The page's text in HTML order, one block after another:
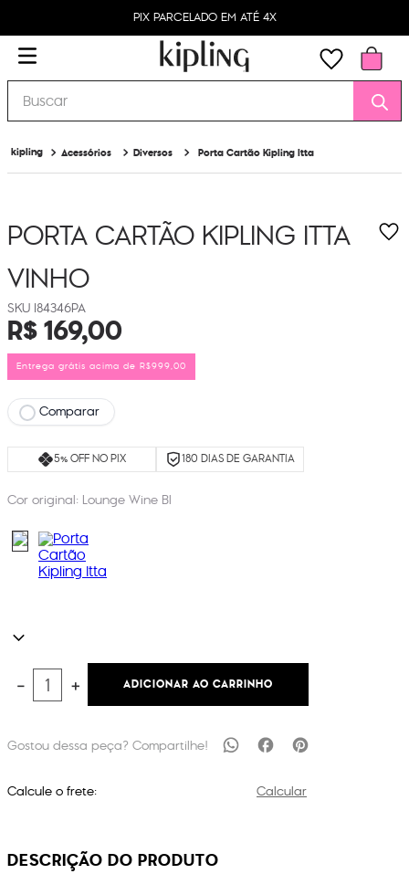
PIX PARCELADO EM ATÉ 4X
Buscar
Acessórios Diversos Porta Cartão Kipling Itta
PORTA CARTÃO KIPLING ITTA
VINHO
I84346PA
R$169,00
Entrega grátis acima de R$999,00
Comparar
5% OFF NO PIX 180 DIAS DE GARANTIA
Cor original: Lounge Wine Bl
＋
－ ADICIONAR AO CARRINHO
Calcule o frete: Calcular
DESCRIÇÃO DO PRODUTO